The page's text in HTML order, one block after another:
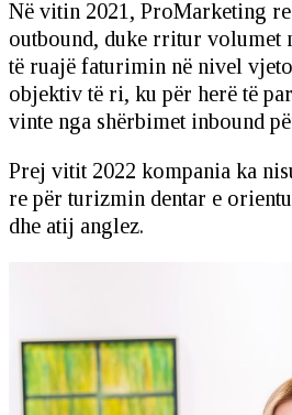
Në vitin 2021, ProMarketing
outbound, duke rritur volumet
të ruajë faturimin në nivel
objektiv të ri, ku për herë të
vinte nga shërbimet inbound
Prej vitit 2022 kompania ka
re për turizmin dentar e
dhe atij anglez.